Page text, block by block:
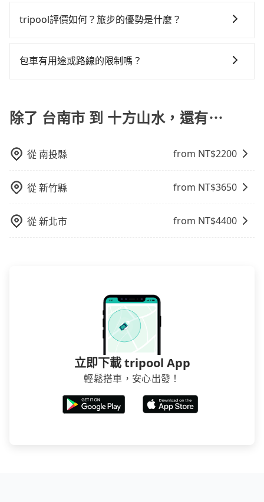
（平均18分）的高鐵從台南站前往嘉義高鐵站，每人票
(嘉義縣番路鄉) 的目的地。全程加上轉車時間共1小時52
的難度是雙北大城市的20倍。縱使幸運攔到一輛小黃
人便漫天喊價或恣意繞路。但如果全程使用tripool並到
府專車接送，則每人平均花費約650元，費時1小時48分
擔30元車資，而且更會額外浪費時間在轉乘與等車上，
車，也可參考tripool的拼車共乘服務，最多可再節省
50%的交通費用。
$115~205承租小轎車，每公里再額外加收$3.2，從台南
達目的地後多久原路返回），雖已將eTag和可能的每小
差的車款，如果人數超過四位，更是沒有較大的七人座
況，打開車門才發現仍有上一組乘客遺留的垃圾或者撞
凹的車門仍未被修理，每一次租車都好像在開樂透一
用戶卻遲遲尚未歸還，又或者要還車時卻偏偏找不到停
小的風險。最後，雖然路邊隨租隨還看似方便，但實際
使用時還是有其區域的限制，實際可停靠的地點與你的
灣大車隊、Uber、Line Taxi、Yoxi等，如果在路邊攔不
tripool的專車服務可再更便宜。但如果你無法提前預
隔天也要原路返回，十方山水所在的嘉義縣的計程車更
再加上台南市有些計程車司機不按錶計費，約有17%會
採現場議價，建議最好先上網預約，以免當場被坑受
宜，但當你們人數超過四位時，叫兩輛計程車的費用就
$1,000。
tripool評價如何？旅步的優勢是什麼？
定及可靠的，大多數的使用者都給予了高分評價。此
您的旅程能更有彈性及保障。
包車有用途或路線的限制嗎？
包車旅遊、參加喜宴/喪禮、就醫回診、登山露營、學生
搬家、投票返鄉、商務出差、貴賓來訪、寵物檢疫、預
跨縣市接送的需求，tripool都能滿足你。乘車前一天下
統編，在結帳時可以受理，並於乘車後一週內寄出電子
收據。
除了 台南市 到 十方山水，還有⋯
從 南投縣 from NT$2200
從新竹縣 from NT$3650
從新北市 from NT$4400
立即下載 tripool App
輕鬆搭車，安心出發！